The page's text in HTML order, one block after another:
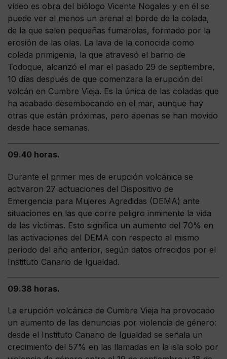
vídeo es obra del biólogo Vicente Nogales y en él se
puede ver al menos un arenal al borde de la colada,
de la que salen pequeñas fumarolas, formado por la
erosión de las olas. La lava de la conocida como
colada primigenia, la que atravesó el barrio de
Todoque, alcanzó el mar el pasado 29 de septiembre,
10 días después de que comenzara la erupción del
volcán en Cumbre Vieja. Es la única de las coladas que
ha acabado desembocando en el mar, aunque hay
otras que están próximas, pero apenas se han movido
desde hace semanas.
09.40 horas.
Durante el primer mes de erupción volcánica se
activaron 27 actuaciones del Dispositivo de
Emergencia para Mujeres Agredidas (DEMA) ante
situaciones en las que corre peligro inminente la vida
de las víctimas. Esto significa un aumento del 70% en
las activaciones del DEMA con respecto al mismo
periodo del año anterior, según datos ofrecidos por el
Instituto Canario de Igualdad.
09.38 horas.
La erupción volcánica de Cumbre Vieja ha provocado
un aumento de las denuncias por violencia de género:
desde el Instituto Canario de Igualdad se señala un
crecimiento del 57% en las llamadas en la isla solo por